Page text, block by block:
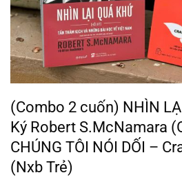
(Combo 2 cuốn) NHÌN
Ký Robert S.McNamara
CHÚNG TÔI NÓI DỐI –
(Nxb Trẻ)